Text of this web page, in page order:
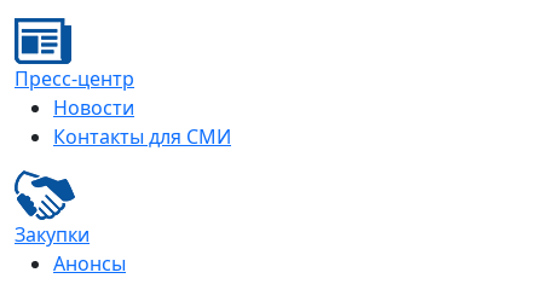
Пресс-центр
Новости
Контакты для СМИ
Закупки
Анонсы